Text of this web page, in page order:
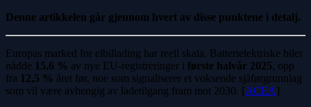
Denne artikkelen går gjennom hvert av disse punktene i detalj.
Europas marked for elbillading har reell skala. Batterielektriske biler
nådde 15,6 % av nye EU-registreringer i første halvår 2025, opp
fra 12,5 % året før, noe som signaliserer et voksende sjåførgrunnlag
som vil være avhengig av ladetilgang fram mot 2030. [ACEA]